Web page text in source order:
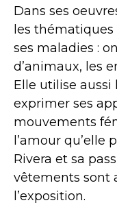
Dans ses
les
ses maladies :
d’animaux, les
Elle utilise aussi
exprimer ses
mouvements
l’amour
Rivera et sa
vêtements sont
l’exposition.